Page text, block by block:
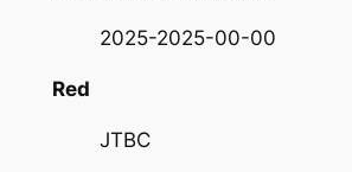
2025-2025-00-00
Red
JTBC